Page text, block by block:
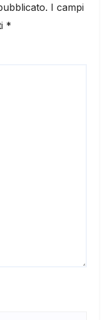
I campi
*